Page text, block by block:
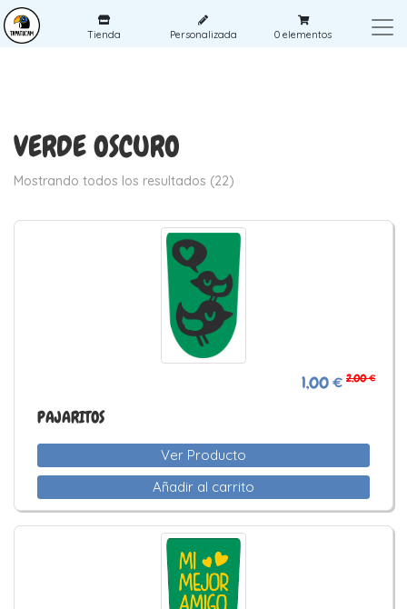
Tienda Personalizada 0 elementos
VERDE OSCURO
Mostrando todos los resultados (22)
1,00 € 2,00 €
PAJARITOS
Ver Producto
Añadir al carrito